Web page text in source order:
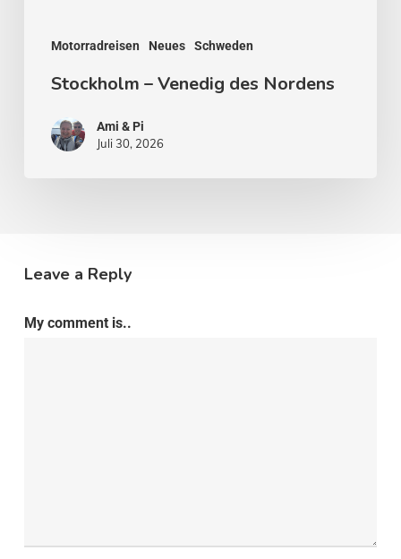
Motorradreisen Neues Schweden
Stockholm – Venedig des Nordens
Ami & Pi
Juli 30, 2026
Leave a Reply
My comment is..